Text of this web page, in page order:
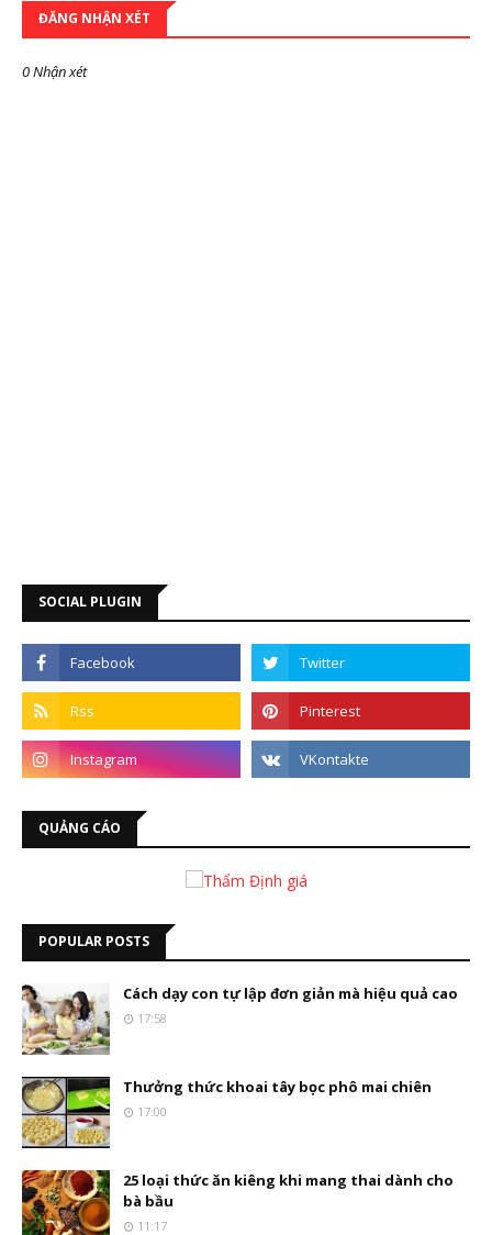
ĐĂNG NHẬN XÉT
0 Nhận xét
SOCIAL PLUGIN
QUẢNG CÁO
POPULAR POSTS
Cách dạy con tự lập đơn giản mà hiệu quả cao
17:58
Thưởng thức khoai tây bọc phô mai chiên
17:00
25 loại thức ăn kiêng khi mang thai dành cho
bà bầu
11:17